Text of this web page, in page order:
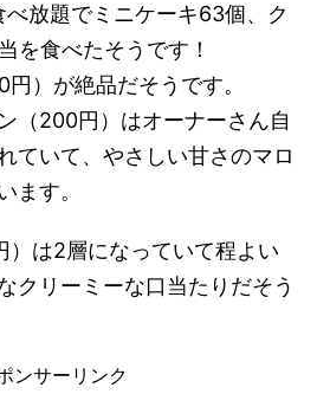
放題でミニケーキ63個、ク
を食べたそうです！
）が絶品だそうです。
（200円）はオーナーさん自
ていて、やさしい甘さのマロ
ます。
）は2層になっていて程よい
クリーミーな口当たりだそう
ンサーリンク